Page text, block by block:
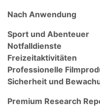
Nach Anwendung
Sport und Abenteuer
Notfalldienste
Freizeitaktivitäten
Professionelle
Sicherheit und
Premium Research